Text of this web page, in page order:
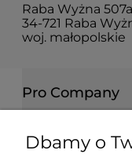
Raba Wyżna 507a
34-721 Raba
woj. małopolskie
Pro Company
Farby | Lakiery
Dbamy o